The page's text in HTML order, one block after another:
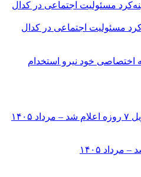
مسئولیت اجتماعی در کدال
اختصاصی خود نیرو استخدام